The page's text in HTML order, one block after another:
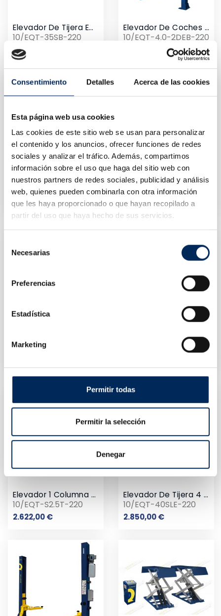
Consentimiento Detalles Acerca de las cookies
Esta página web usa cookies
Las cookies de este sitio web se usan para personalizar
el contenido y los anuncios, ofrecer funciones de redes
sociales y analizar el tráfico. Además, compartimos
información sobre el uso que haga del sitio web con
nuestros partners de redes sociales, publicidad y análisis
web, quienes pueden combinarla con otra información
que les haya proporcionado o que hayan recopilado a
partir del uso que haya hecho de sus servicios.
Necesarias
Preferencias
Estadística
Marketing
Permitir todas
Permitir la selección
Denegar
Elevador De Tijera Empotrado 220V
10/EQT-35SB-220
2.455,00 €
Elevador De Coches 2 Columnas 4 Toneladas De Arco 220v
10/EQT-4.0-2DEB-220
Precio
Elevador De Parking
10/EQT-1127A
3.500,00 €Precio
Elevador De Tijera Empotrado 380V
10/EQT-35SB-380
2.455,00 €Precio
10/EQT-4.0-2DE-220
Elevador De Camión 7.5 T
10/EQT-S7.5T-380
Elevador 1 Columna 2.5 Toneladas
10/EQT-S2.5T-220
2.622,00 €Precio
Elevador De Tijera 4 Toneladas Sobresuelo 220V
10/EQT-40SLE-220
2.850,00 €Precio